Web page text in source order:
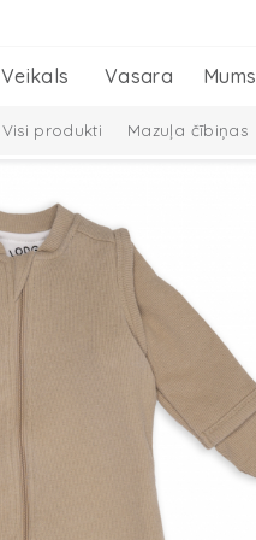
Veikals Vasara Mums
Visi produkti Mazuļa čībiņas
Solid Collection